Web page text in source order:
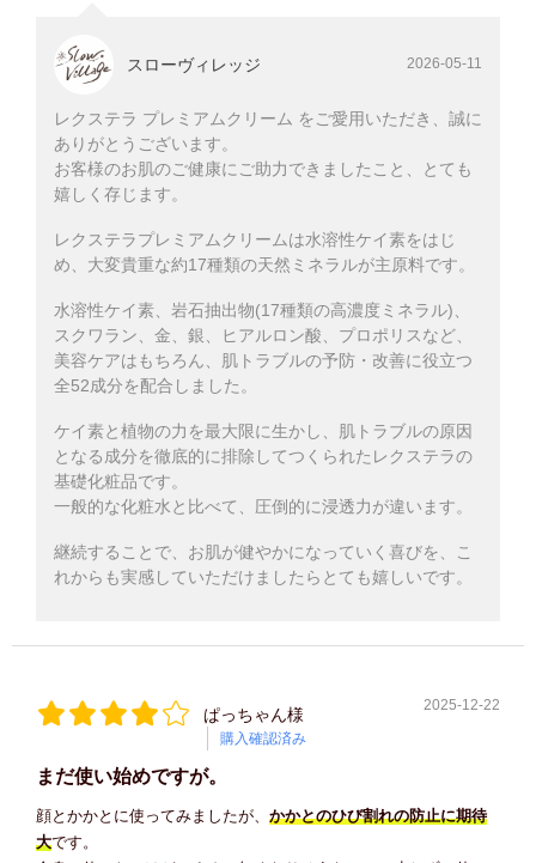
スローヴィレッジ 2026-05-11
レクステラ プレミアムクリーム をご愛用いただき、誠に
ありがとうございます。
お客様のお肌のご健康にご助力できましたこと、とても
嬉しく存じます。
レクステラプレミアムクリームは水溶性ケイ素をはじ
め、大変貴重な約17種類の天然ミネラルが主原料です。
水溶性ケイ素、岩石抽出物(17種類の高濃度ミネラル)、
スクワラン、金、銀、ヒアルロン酸、プロポリスなど、
美容ケアはもちろん、肌トラブルの予防・改善に役立つ
全52成分を配合しました。
ケイ素と植物の力を最大限に生かし、肌トラブルの原因
となる成分を徹底的に排除してつくられたレクステラの
基礎化粧品です。
一般的な化粧水と比べて、圧倒的に浸透力が違います。
継続することで、お肌が健やかになっていく喜びを、こ
れからも実感していただけましたらとても嬉しいです。
ぱっちゃん様
購入確認済み
2025-12-22
まだ使い始めですが。
顔とかかとに使ってみましたが、 かかとのひび割れの防止に期待
大です。